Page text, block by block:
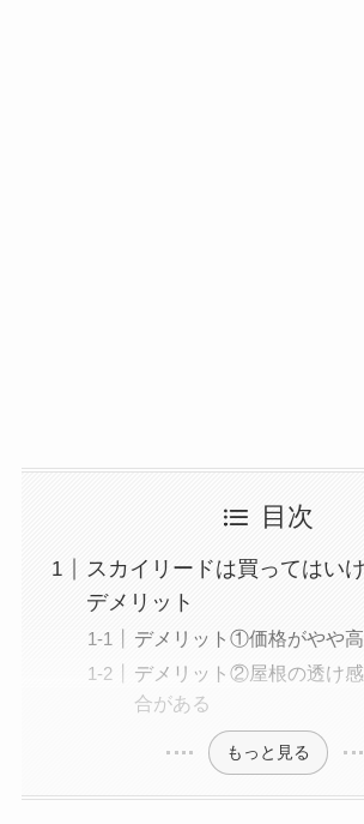
目次
スカイリードは買ってはい
デメリット
デメリット①価格がやや
デメリット②屋根の透け
合がある
もっと見る